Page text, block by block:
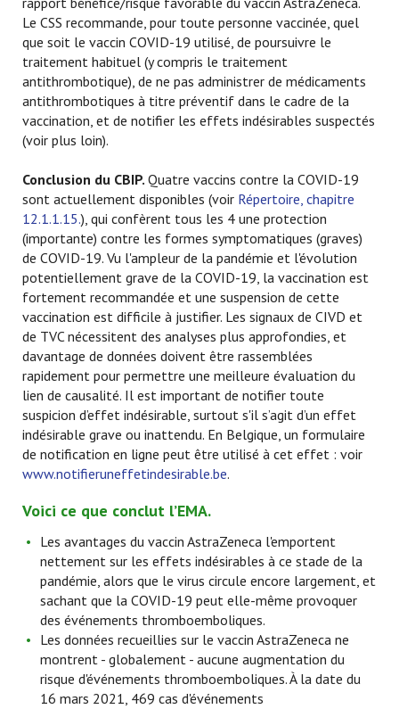
Le CSS recommande, pour toute personne vaccinée, quel
que soit le vaccin COVID-19 utilisé, de poursuivre le
traitement habituel (y compris le traitement
antithrombotique), de ne pas administrer de médicaments
antithrombotiques à titre préventif dans le cadre de la
vaccination, et de notifier les effets indésirables suspectés
(voir plus loin).
Conclusion du CBIP. Quatre vaccins contre la COVID-19
sont actuellement disponibles (voir Répertoire, chapitre
12.1.1.15.), qui confèrent tous les 4 une protection
(importante) contre les formes symptomatiques (graves)
de COVID-19. Vu l'ampleur de la pandémie et l'évolution
potentiellement grave de la COVID-19, la vaccination est
fortement recommandée et une suspension de cette
vaccination est difficile à justifier. Les signaux de CIVD et
de TVC nécessitent des analyses plus approfondies, et
davantage de données doivent être rassemblées
rapidement pour permettre une meilleure évaluation du
lien de causalité. Il est important de notifier toute
suspicion d’effet indésirable, surtout s'il s’agit d’un effet
indésirable grave ou inattendu. En Belgique, un formulaire
de notification en ligne peut être utilisé à cet effet : voir
www.notifieruneffetindesirable.be.
Voici ce que conclut l’EMA.
Les avantages du vaccin AstraZeneca l'emportent
nettement sur les effets indésirables à ce stade de la
pandémie, alors que le virus circule encore largement, et
sachant que la COVID-19 peut elle-même provoquer
des événements thromboemboliques.
Les données recueillies sur le vaccin AstraZeneca ne
montrent - globalement - aucune augmentation du
risque d'événements thromboemboliques. À la date du
16 mars 2021, 469 cas d'événements